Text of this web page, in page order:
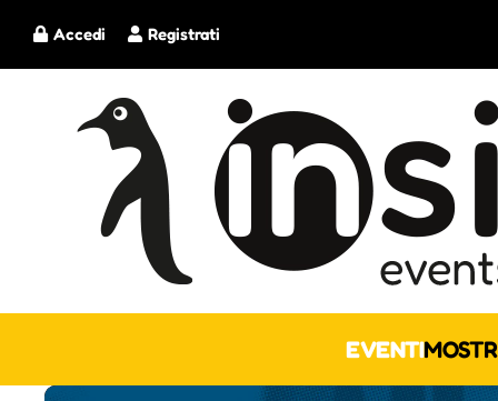
Registrati
Accedi
EVENTI